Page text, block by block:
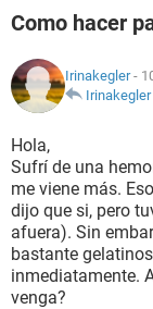
NUTRICIÓN
BIENESTAR
SEXUALIDAD
GLOSARIO
Como hacer
Irinakegler-
Irinakegler
Hola,
Sufrí de una
me viene más.
dijo que si, pero
afuera). Sin
bastante
inmediatamente.
venga?